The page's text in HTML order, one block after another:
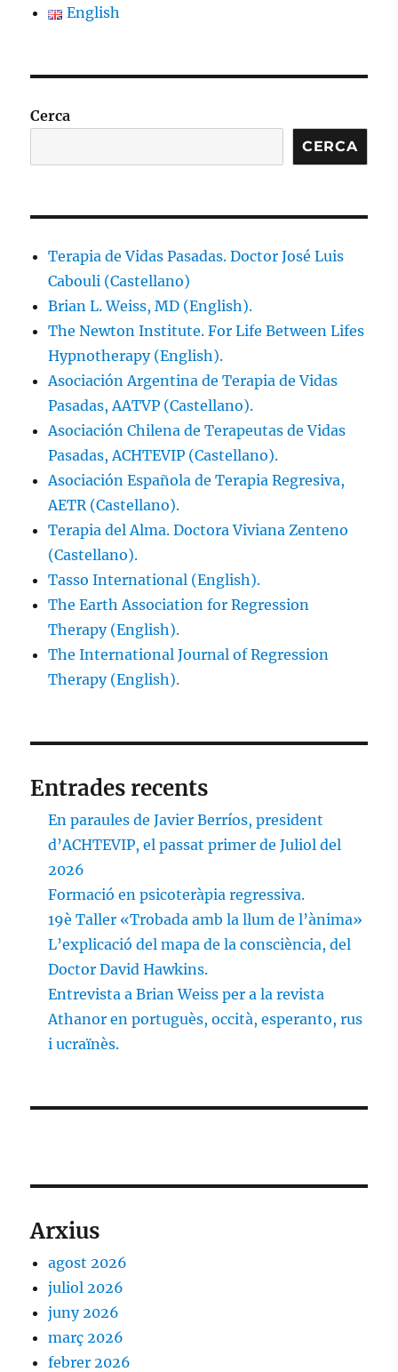
English
Cerca
CERCA
Terapia de Vidas Pasadas. Doctor José Luis
Cabouli (Castellano)
Brian L. Weiss, MD (English).
The Newton Institute. For Life Between Lifes
Hypnotherapy (English).
Asociación Argentina de Terapia de Vidas
Pasadas, AATVP (Castellano).
Asociación Chilena de Terapeutas de Vidas
Pasadas, ACHTEVIP (Castellano).
Asociación Española de Terapia Regresiva,
AETR (Castellano).
Terapia del Alma. Doctora Viviana Zenteno
(Castellano).
Tasso International (English).
The Earth Association for Regression
Therapy (English).
The International Journal of Regression
Therapy (English).
Entrades recents
En paraules de Javier Berríos, president
d’ACHTEVIP, el passat primer de Juliol del
2026
Formació en psicoteràpia regressiva.
19è Taller «Trobada amb la llum de l’ànima»
L’explicació del mapa de la consciència, del
Doctor David Hawkins.
Entrevista a Brian Weiss per a la revista
Athanor en portuguès, occità, esperanto, rus
i ucraïnès.
Arxius
agost 2026
juliol 2026
juny 2026
març 2026
febrer 2026